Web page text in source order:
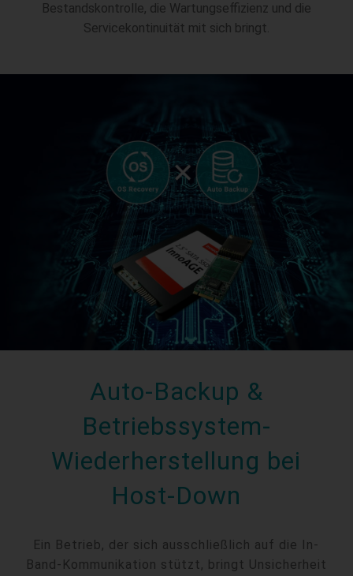
Bestandskontrolle, die Wartungseffizienz und die
Servicekontinuität mit sich bringt.
Auto-Backup &
Betriebssystem-
Wiederherstellung bei
Host-Down
Ein Betrieb, der sich ausschließlich auf die In-
Band-Kommunikation stützt, bringt Unsicherheit